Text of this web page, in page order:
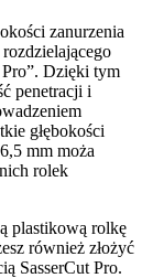
zanurzenia
Dzięki tym
penetracji i
głębokości
mm moża
rolek
plastikową rolkę
również złożyć
SasserCut Pro.